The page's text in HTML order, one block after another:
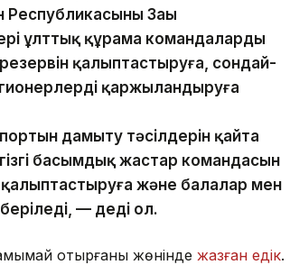
Заңы
ұлттық құрама командаларды
қалыптастыруға, сондай-
қаржыландыруға
дамыту тәсілдерін қайта
басымдық жастар командасын
және балалар мен
— деді ол.
отырғаны жөнінде жазған едік.